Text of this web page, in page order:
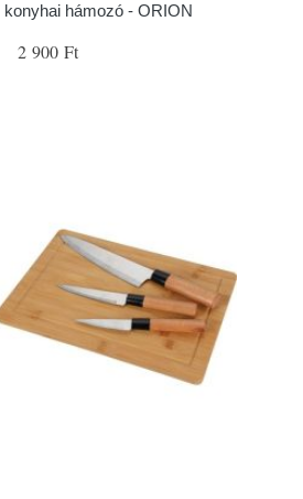
hámozó - ORION
2 900 Ft